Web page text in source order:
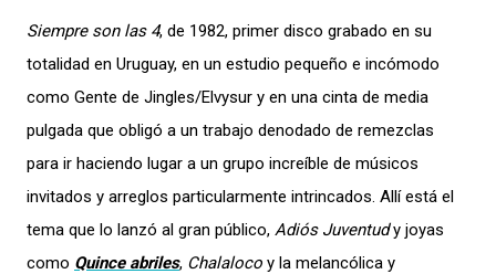
Siempre son las 4, de 1982, primer disco grabado en su
totalidad en Uruguay, en un estudio pequeño e incómodo
como Gente de Jingles/Elvysur y en una cinta de media
pulgada que obligó a un trabajo denodado de remezclas
para ir haciendo lugar a un grupo increíble de músicos
invitados y arreglos particularmente intrincados. Allí está el
tema que lo lanzó al gran público, Adiós Juventudy joyas
como Quince abriles, Chalaloco y la melancólica y